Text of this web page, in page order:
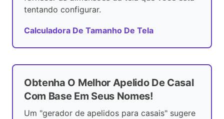
tentando configurar.
Calculadora De Tamanho De Tela
Obtenha O Melhor Apelido De Casal
Com Base Em Seus Nomes!
Um "gerador de apelidos para casais" sugere